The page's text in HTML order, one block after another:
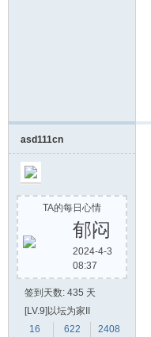
asd111cn
TA的每日心情
郁闷
2024-4-3
08:37
签到天数: 435 天
[LV.9]以坛为家II
16
622
2408